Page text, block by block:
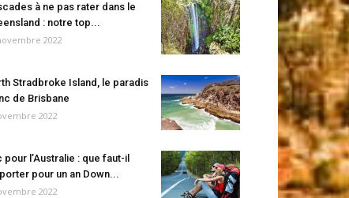
à ne pas rater dans le
: notre top...
2022
Stradbroke Island, le paradis
de Brisbane
2022
pour l’Australie : que faut-il
pour un an Down...
2022